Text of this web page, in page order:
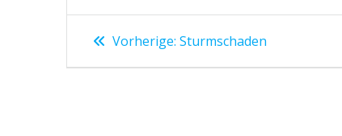
Beitragsnavigation
Vorherige: Vorheriger
Sturmschaden